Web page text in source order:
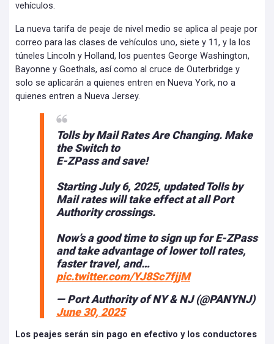
vehículos.
La nueva tarifa de peaje de nivel medio se aplica al peaje por
correo para las clases de vehículos uno, siete y 11, y la los
túneles Lincoln y Holland, los puentes George Washington,
Bayonne y Goethals, así como al cruce de Outerbridge y
solo se aplicarán a quienes entren en Nueva York, no a
quienes entren a Nueva Jersey.
Tolls by Mail Rates Are Changing. Make
the Switch to
E-ZPass and save!
Starting July 6, 2025, updated Tolls by
Mail rates will take effect at all Port
Authority crossings.
Now’s a good time to sign up for E-ZPass
and take advantage of lower toll rates,
faster travel, and…
pic.twitter.com/YJ8Sc7fjjM
— Port Authority of NY & NJ (@PANYNJ)
June 30, 2025
Los peajes serán sin pago en efectivo y los conductores